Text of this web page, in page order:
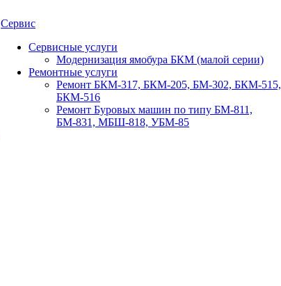
Сервис
Сервисные услуги
Модернизация ямобура БКМ (малой серии)
Ремонтные услуги
Ремонт БКМ-317, БКМ-205, БМ-302, БКМ-515,
БКМ-516
Ремонт Буровых машин по типу БМ-811,
БМ-831, МБШ-818, УБМ-85